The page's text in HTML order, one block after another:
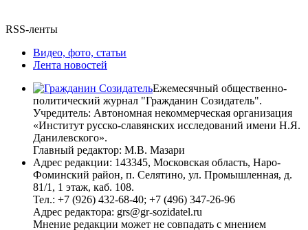
RSS-ленты
Видео, фото, статьи
Лента новостей
Ежемесячный общественно-
политический журнал "Гражданин Созидатель".
Учредитель: Автономная некоммерческая организация
«Институт русско-славянских исследований имени Н.Я.
Данилевского».
Главный редактор: М.В. Мазари
Адрес редакции: 143345, Московская область, Наро-
Фоминский район, п. Селятино, ул. Промышленная, д.
81/1, 1 этаж, каб. 108.
Тел.: +7 (926) 432-68-40; +7 (496) 347-26-96
Адрес редактора: grs@gr-sozidatel.ru
Мнение редакции может не совпадать с мнением